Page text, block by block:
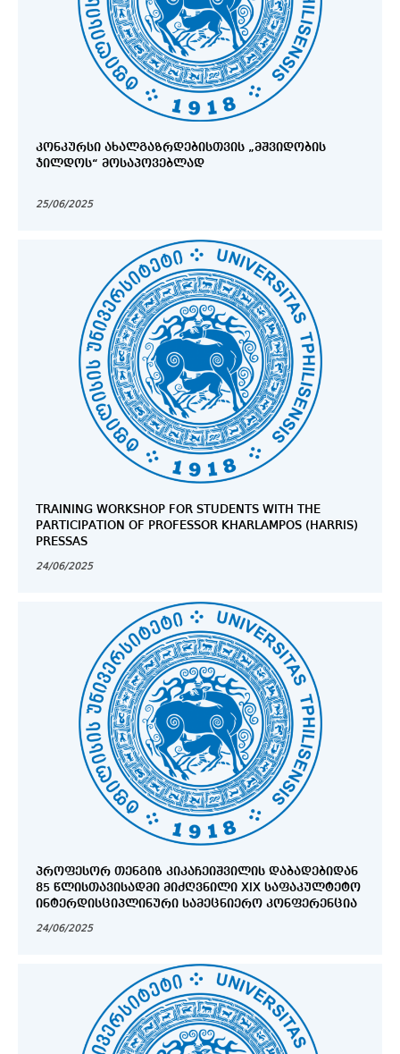
ᲙᲝᲜᲙᲣᲠᲡᲘ ᲐᲮᲐᲚᲒᲐᲖᲠᲓᲔᲑᲘᲡᲗᲕᲘᲡ „ᲛᲨᲕᲘᲓᲝᲑᲘᲡ
ᲯᲘᲚᲓᲝᲡ“ ᲛᲝᲡᲐᲞᲝᲕᲔᲑᲚᲐᲓ
25/06/2025
TRAINING WORKSHOP FOR STUDENTS WITH THE
PARTICIPATION OF PROFESSOR KHARLAMPOS (HARRIS)
PRESSAS
24/06/2025
ᲞᲠᲝᲤᲔᲡᲝᲠ ᲗᲔᲜᲒᲘᲖ ᲙᲘᲙᲐᲩᲔᲘᲨᲕᲘᲚᲘᲡ ᲓᲐᲑᲐᲓᲔᲑᲘᲓᲐᲜ
85 ᲬᲚᲘᲡᲗᲐᲕᲘᲡᲐᲓᲛᲘ ᲛᲘᲫᲦᲕᲜᲘᲚᲘ XIX ᲡᲐᲤᲐᲙᲣᲚᲢᲔᲢᲝ
ᲘᲜᲢᲔᲠᲓᲘᲡᲪᲘᲞᲚᲘᲜᲣᲠᲘ ᲡᲐᲛᲔᲪᲜᲘᲔᲠᲝ ᲙᲝᲜᲤᲔᲠᲔᲜᲪᲘᲐ
24/06/2025